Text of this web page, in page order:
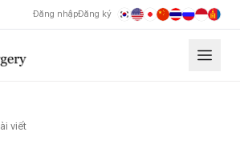
Đăng nhậpĐăng ký
viết